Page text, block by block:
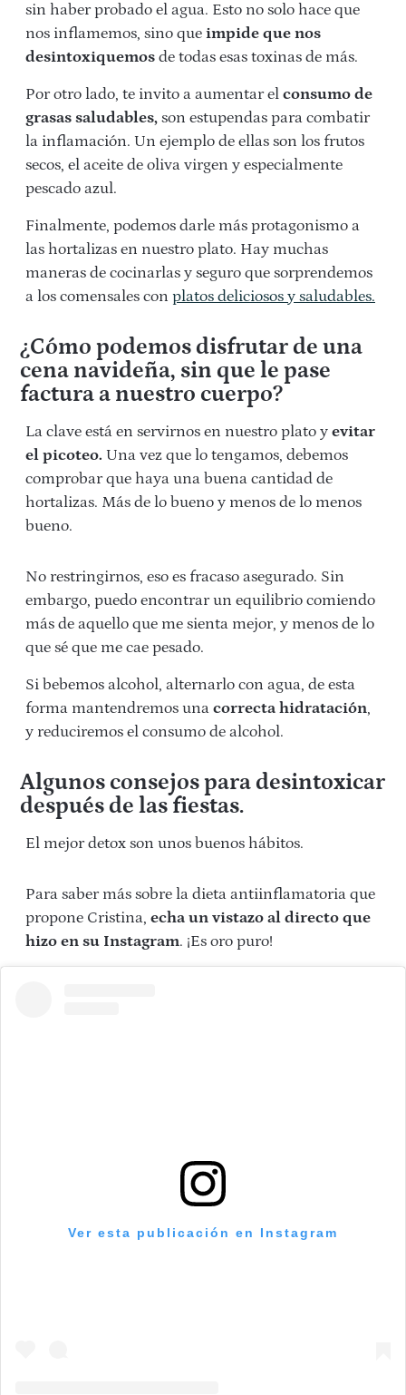
sin haber probado el agua. Esto no solo hace que
nos inflamemos, sino que impide que nos
desintoxiquemos de todas esas toxinas de más.
Por otro lado, te invito a aumentar el consumo de
grasas saludables, son estupendas para combatir
la inflamación. Un ejemplo de ellas son los frutos
secos, el aceite de oliva virgen y especialmente
pescado azul.
Finalmente, podemos darle más protagonismo a
las hortalizas en nuestro plato. Hay muchas
maneras de cocinarlas y seguro que sorprendemos
a los comensales con platos deliciosos y saludables.
¿Cómo podemos disfrutar de una
cena navideña, sin que le pase
factura a nuestro cuerpo?
La clave está en servirnos en nuestro plato y evitar
el picoteo. Una vez que lo tengamos, debemos
comprobar que haya una buena cantidad de
hortalizas. Más de lo bueno y menos de lo menos
bueno.
No restringirnos, eso es fracaso asegurado. Sin
embargo, puedo encontrar un equilibrio comiendo
más de aquello que me sienta mejor, y menos de lo
que sé que me cae pesado.
Si bebemos alcohol, alternarlo con agua, de esta
forma mantendremos una correcta hidratación,
y reduciremos el consumo de alcohol.
Algunos consejos para desintoxicar
después de las fiestas.
El mejor detox son unos buenos hábitos.
Para saber más sobre la dieta antiinflamatoria que
propone Cristina, echa un vistazo al directo que
hizo en su Instagram. ¡Es oro puro!
Ver esta publicación en Instagram